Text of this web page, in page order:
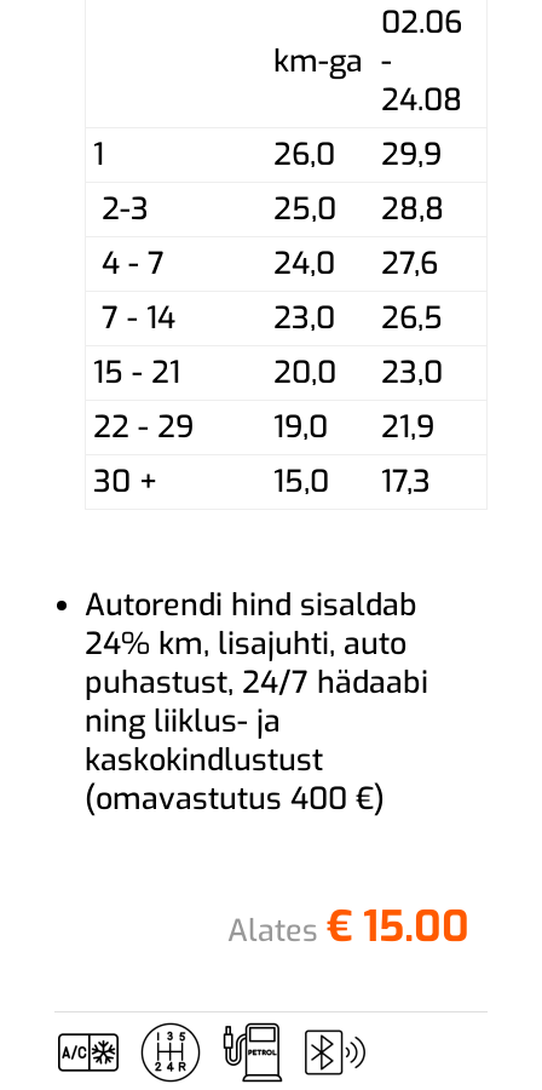
km-ga
02.06
-
24.08
1
26,0
29,9
2-3
25,0
28,8
4 - 7
24,0
27,6
7 - 14
23,0
26,5
15 - 21
20,0
23,0
22 - 29
19,0
21,9
30 +
15,0 17,3
Autorendi hind sisaldab
24% km, lisajuhti, auto
puhastust, 24/7 hädaabi
ning liiklus- ja
kaskokindlustust
(omavastutus 400 €)
Alates € 15.00